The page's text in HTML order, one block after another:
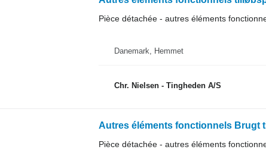
Pièce détachée - autres éléments
Danemark, Hemmet
Chr. Nielsen - Tingheden A/S
Autres éléments fonctionnels Brugt
Pièce détachée - autres éléments